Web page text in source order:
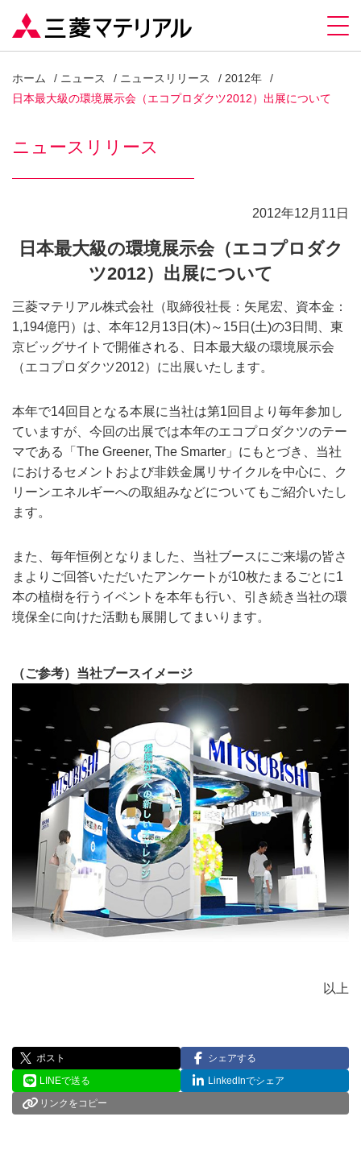
ホーム ニュース ニュースリリース
2012年
日本最大級の環境展示会（エコプロダクツ2012）出展について
ニュースリリース
2012年12月11日
日本最大級の環境展示会（エコプロダク
ツ2012）出展について
三菱マテリアル株式会社（取締役社長：矢尾宏、資本金：
1,194億円）は、本年12月13日(木)～15日(土)の3日間、東
京ビッグサイトで開催される、日本最大級の環境展示会
（エコプロダクツ2012）に出展いたします。
本年で14回目となる本展に当社は第1回目より毎年参加し
ていますが、今回の出展では本年のエコプロダクツのテー
マである「The Greener, The Smarter」にもとづき、当社
におけるセメントおよび非鉄金属リサイクルを中心に、ク
リーンエネルギーへの取組みなどについてもご紹介いたし
ます。
また、毎年恒例となりました、当社ブースにご来場の皆さ
まよりご回答いただいたアンケートが10枚たまるごとに1
本の植樹を行うイベントを本年も行い、引き続き当社の環
境保全に向けた活動も展開してまいります。
（ご参考）当社ブースイメージ
以上
ポスト
シェアする
LINEで送る
LinkedInでシェア
リンクをコピー